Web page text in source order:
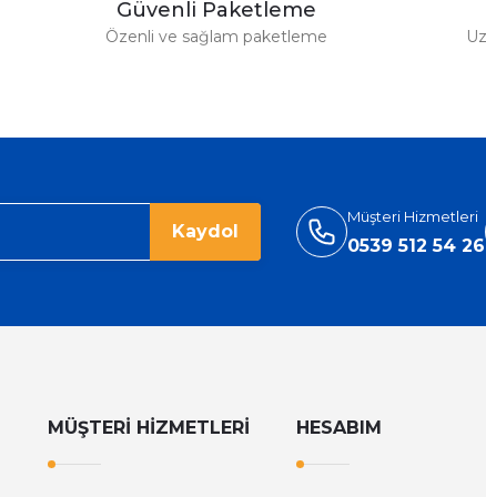
Gönder
Güvenli Paketleme
Özenli ve sağlam paketleme
Kaydol
Müşteri Hizmetleri
0539 512 54 26
MÜŞTERİ HİZMETLERİ HESABIM